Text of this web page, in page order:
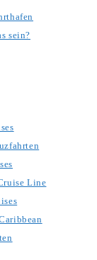
sein?
Line